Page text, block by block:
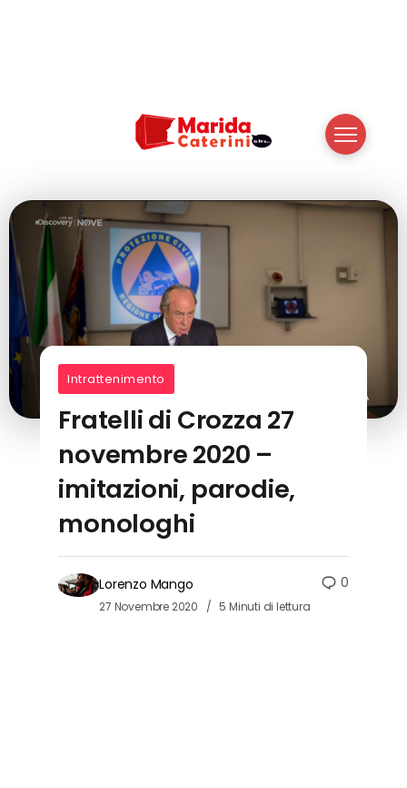
Intrattenimento
Fratelli di Crozza 27
novembre 2020 –
imitazioni, parodie,
monologhi
Lorenzo Mango
27 Novembre 2020 5 Minuti di lettura
0